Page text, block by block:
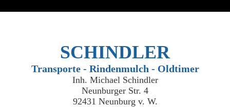
SCHINDLER
Transporte - Rindenmulch - Oldtimer
Inh. Michael Schindler
Neunburger Str. 4
92431 Neunburg v. W.